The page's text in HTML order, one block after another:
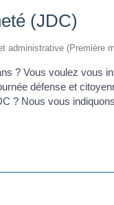
(JDC)
administrative (Première
? Vous voulez vous
défense et
? Nous vous